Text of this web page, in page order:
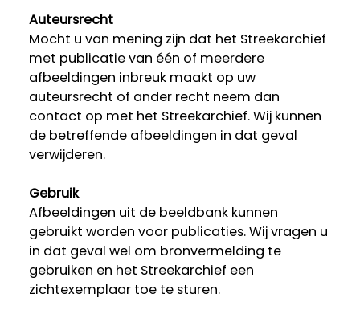
Auteursrecht
Mocht u van mening zijn dat het Streekarchief
met publicatie van één of meerdere
afbeeldingen inbreuk maakt op uw
auteursrecht of ander recht neem dan
contact op met het Streekarchief. Wij kunnen
de betreffende afbeeldingen in dat geval
verwijderen.
Gebruik
Afbeeldingen uit de beeldbank kunnen
gebruikt worden voor publicaties. Wij vragen u
in dat geval wel om bronvermelding te
gebruiken en het Streekarchief een
zichtexemplaar toe te sturen.